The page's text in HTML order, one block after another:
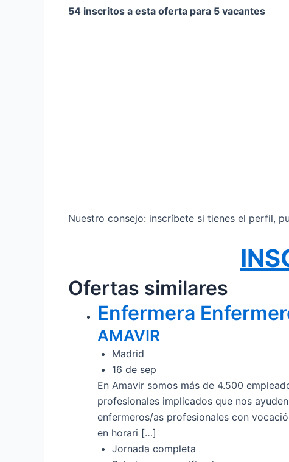
54 inscritos a esta oferta para 5 vacantes
Nuestro consejo: inscríbete si tienes el perfil,
Ofertas similares
Enfermera
AMAVIR
Madrid
16 de sep
En Amavir somos más de 4.500
profesionales implicados que nos
enfermeros/as profesionales con
en horari […]
Jornada completa